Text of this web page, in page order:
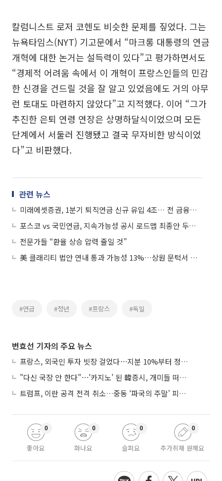
칼럼니스트 로저 코헨도 비슷한 문제를 짚었다. 그는
뉴욕타임스(NYT) 기고문에서 “마크롱 대통령의 연금
개혁에 대한 논거는 설득력이 있다”고 평가하면서도
“경제적 어려움 속에서 이 개혁이 프랑스인들의 민감
한 신경을 건드릴 것을 잘 알고 있었음에도 거의 아무
런 토대도 마련하지 않았다”고 지적했다. 이어 “그가
추진한 은퇴 연령 연장은 상명하달식이었으며 모든
단계에서 서둘러 진행됐고 결국 무자비한 방식이었
다”고 비판했다.
관련 뉴스
미래에셋증권, 1분기 퇴직연금 신규 유입 4조… 전 금융권 1위
포스코 vs 국민연금, 지속가능성 공시 로드맵 최종안 두고 '온도차'
전문가들 “환율 상승 압력 줄일 것”
美 클래리티 법안 연내 통과 가능성 13%…상원 문턱서 제동
#연금 #정년 #프랑스 #독일
변효선 기자의 주요 뉴스
프랑스, 외국인 투자 빗장 걸었다⋯지분 10%부터 정부가 승인
"다신 국장 안 한다"⋯'카지노' 된 韓증시, 개미들 떠난다
트럼프, 이란 공격 전격 취소…중동 ‘파국의 주말’ 피했다
좋아요
0
화나요
0
슬퍼요
0
추가취재 원해요
0